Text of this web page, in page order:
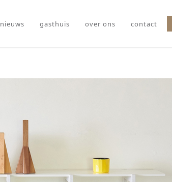
nieuws gasthuis over ons contact